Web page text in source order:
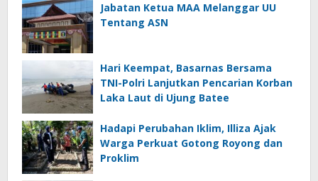
Jabatan Ketua MAA Melanggar UU
Tentang ASN
Hari Keempat, Basarnas Bersama
TNI-Polri Lanjutkan Pencarian Korban
Laka Laut di Ujung Batee
Hadapi Perubahan Iklim, Illiza Ajak
Warga Perkuat Gotong Royong dan
Proklim